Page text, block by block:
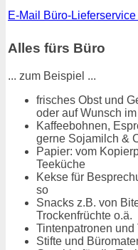
E-Mail Büro-
Alles fürs Büro
... zum Beispiel ...
frisches Obst und
oder auf Wunsch
Kaffeebohnen,
gerne Sojamilch &
Papier: vom
Teeküche
Kekse für
so
Snacks z.B. von
Trockenfrüchte o.ä.
Tintenpatronen und
Stifte und